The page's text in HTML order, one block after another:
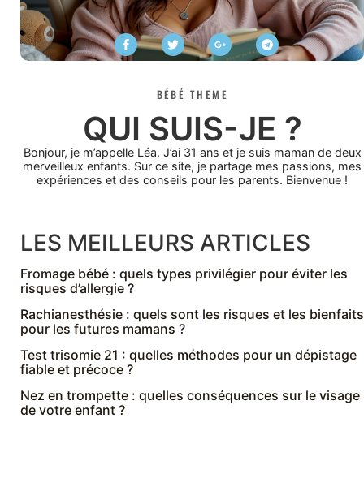
BÉBÉ THEME
QUI SUIS-JE ?
Bonjour, je m’appelle Léa. J’ai 31 ans et je suis maman de deux
merveilleux enfants. Sur ce site, je partage mes passions, mes
expériences et des conseils pour les parents. Bienvenue !
LES MEILLEURS ARTICLES
Fromage bébé : quels types privilégier pour éviter les
risques d’allergie ?
Rachianesthésie : quels sont les risques et les bienfaits
pour les futures mamans ?
Test trisomie 21 : quelles méthodes pour un dépistage
fiable et précoce ?
Nez en trompette : quelles conséquences sur le visage
de votre enfant ?